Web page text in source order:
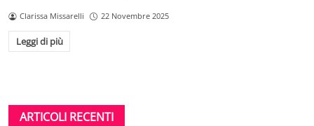
Clarissa Missarelli 22 Novembre 2025
Leggi di più
ARTICOLI RECENTI